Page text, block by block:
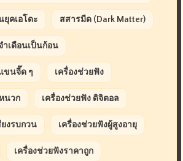
คเอโดะ สสารมืด (Dark Matter)
ำเดือนเป็นก้อน
ขนจี๊ด ๆ เครื่องช่วยฟัง
นวก เครื่องช่วยฟัง ดิจิตอล
งรบกวน เครื่องช่วยฟังผู้สูงอายุ
เครื่องช่วยฟังราคาถูก